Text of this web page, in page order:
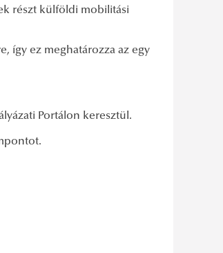
részt külföldi mobilitási
így ez meghatározza az egy
Portálon keresztül.